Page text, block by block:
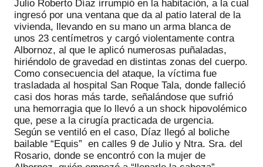
Julio Roberto Díaz irrumpió en la habitación, a la cual
ingresó por una ventana que da al patio lateral de la
vivienda, llevando en su mano un arma blanca de
unos 23 centímetros y cargó violentamente contra
Albornoz, al que le aplicó numerosas puñaladas,
hiriéndolo de gravedad en distintas zonas del cuerpo.
Como consecuencia del ataque, la víctima fue
trasladada al hospital San Roque Tala, donde falleció
casi dos horas más tarde, señalándose que sufrió
una hemorragia que lo llevó a un shock hipovolémico
que, pese a la cirugía practicada de urgencia.
Según se ventiló en el caso, Díaz llegó al boliche
bailable “Equis” en calles 9 de Julio y Ntra. Sra. del
Rosario, donde se encontró con la mujer de